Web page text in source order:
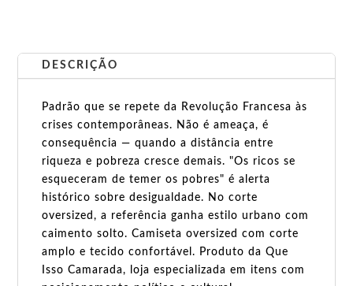
DESCRIÇÃO
Padrão que se repete da Revolução Francesa às
crises contemporâneas. Não é ameaça, é
consequência — quando a distância entre
riqueza e pobreza cresce demais. "Os ricos se
esqueceram de temer os pobres" é alerta
histórico sobre desigualdade. No corte
oversized, a referência ganha estilo urbano com
caimento solto. Camiseta oversized com corte
amplo e tecido confortável. Produto da Que
Isso Camarada, loja especializada em itens com